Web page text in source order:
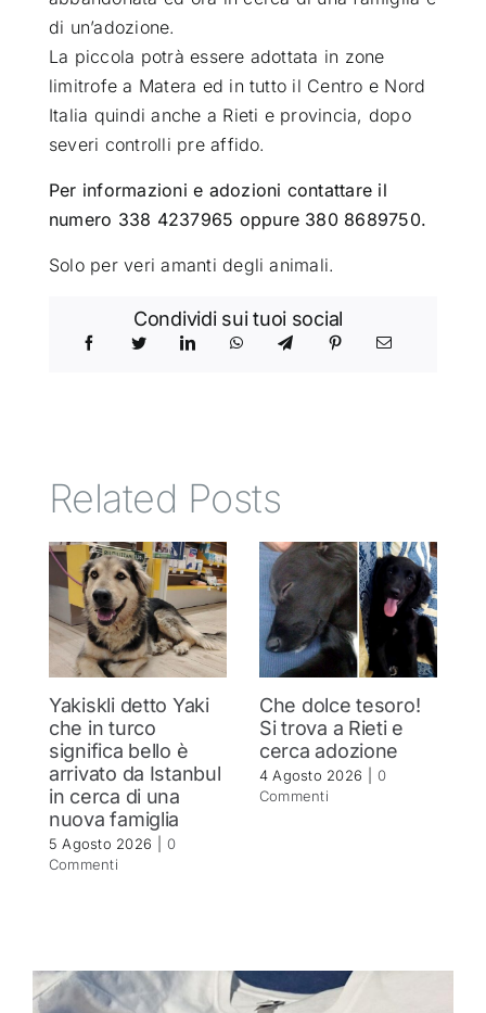
di un’adozione.
La piccola potrà essere adottata in zone
limitrofe a Matera ed in tutto il Centro e Nord
Italia quindi anche a Rieti e provincia, dopo
severi controlli pre affido.
Per informazioni e adozioni contattare il
numero 338 4237965 oppure 380 8689750.
Solo per veri amanti degli animali.
Condividi sui tuoi social
Related Posts
Yakiskli detto Yaki
che in turco
significa bello è
arrivato da Istanbul
in cerca di una
nuova famiglia
5 Agosto 2026
0
Commenti
Che dolce tesoro!
Si trova a Rieti e
cerca adozione
4 Agosto 2026
0
Commenti